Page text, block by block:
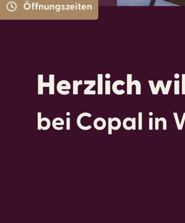
Herzlich
bei Copal in
Öffnungszeiten